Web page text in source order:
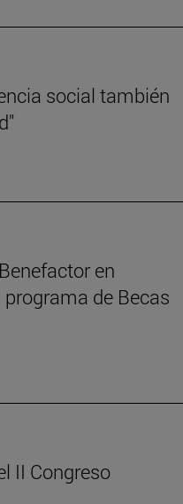
social también
en
de Becas
II Congreso